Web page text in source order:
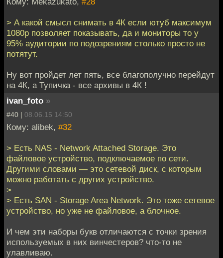
> А какой смысл снимать в 4К если ютуб максимум
1080p позволяет показывать, да и мониторы то у
95% аудитории по подозрениям столько просто не
потятут.
Ну вот пройдет лет пять, все благополучно перейдут
на 4К, а Тупичка - все архивы в 4К !
ivan_foto »
#40 | 08.06.15 14:50
Кому: alibek, #32
> Есть NAS - Network Attached Storage. Это
файловое устройство, подключаемое по сети.
Другими словами — это сетевой диск, с которым
можно работать с других устройство.
>
> Есть SAN - Storage Area Network. Это тоже сетевое
устройство, но уже не файловое, а блочное.
И чем эти наборы букв отличаются с точки зрения
используемых в них винчестеров? что-то не
улавливаю.